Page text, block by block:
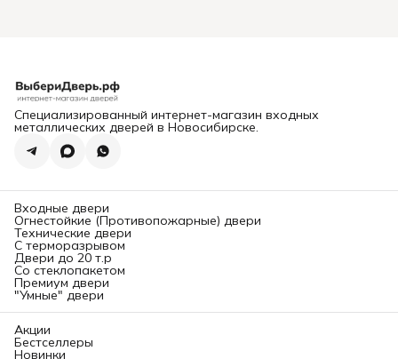
профессионально
установить надежную
входную дверь, которая
прослужит десятилетиями.
Глава 1: Конструкция и
смотреть в первую
определяется ее
«начинкой». Вот основные
элементы, требующие
вашего внимания.
1. Каркас и толщина
металла:
Каркас:Должен быть
выполнен из
цельносварного стального
профиля (обычно
замкнутого коробчатого
сечения). Сборные
конструкции менее прочны.
Специализированный интернет-магазин входных
металлических дверей в Новосибирске.
Входные двери
Огнестойкие (Противопожарные) двери
Технические двери
С терморазрывом
Двери до 20 т.р
Со стеклопакетом
Премиум двери
"Умные" двери
Акции
Бестселлеры
Новинки